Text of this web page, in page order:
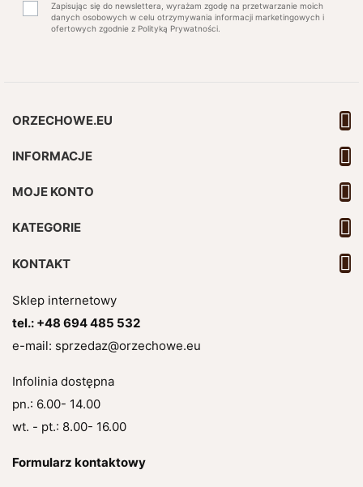
Zapisując się do newslettera, wyrażam zgodę na przetwarzanie moich
danych osobowych w celu otrzymywania informacji marketingowych i
ofertowych zgodnie z Polityką Prywatności.
ORZECHOWE.EU 
INFORMACJE 
MOJE KONTO 
KATEGORIE 
KONTAKT 
Sklep internetowy
tel.: +48 694 485 532
e-mail: sprzedaz@orzechowe.eu
Infolinia dostępna
pn.: 6.00- 14.00
wt. - pt.: 8.00- 16.00
Formularz kontaktowy